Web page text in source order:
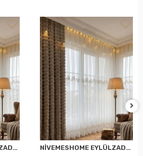
NİVEMESHOME EYLÜLZADE GOLD DETAY 1/2,5 PİLELİ TÜL PERDE APM NİVEMESHOME EYLÜLZADE GOLD DETAY 1/3 PİLELİ TÜL PERDE APM